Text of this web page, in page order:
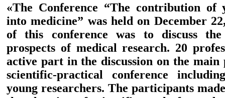
«The Conference “The contribution of
into medicine” was held on December
of this conference was to discuss
prospects of medical research. 20
active part in the discussion on the main
scientific-practical conference
young researchers. The participants